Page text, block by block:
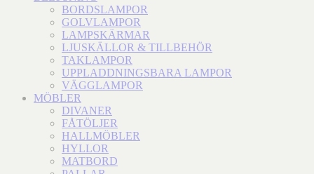
BORDSLAMPOR
GOLVLAMPOR
LAMPSKÄRMAR
LJUSKÄLLOR & TILLBEHÖR
TAKLAMPOR
UPPLADDNINGSBARA LAMPOR
VÄGGLAMPOR
MÖBLER
DIVANER
FÅTÖLJER
HALLMÖBLER
HYLLOR
MATBORD